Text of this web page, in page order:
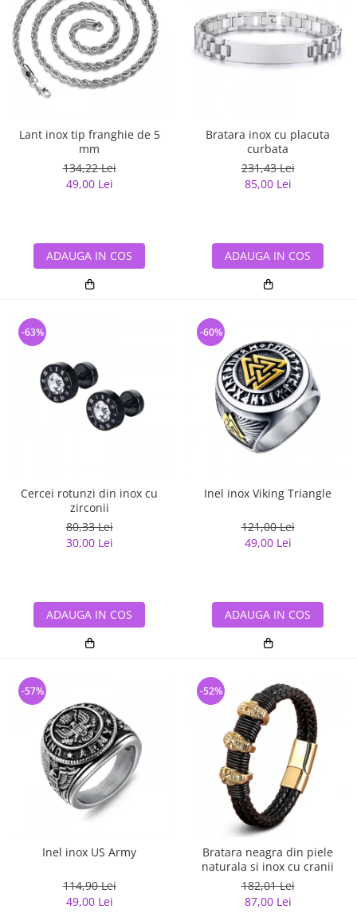
Lant inox tip franghie de 5
mm
134,22 Lei
49,00 Lei
ADAUGA IN COS
Bratara inox cu placuta
curbata
231,43 Lei
85,00 Lei
ADAUGA IN COS
Cercei rotunzi din inox cu
zirconii
80,33 Lei
30,00 Lei
-63%
ADAUGA IN COS
Inel inox Viking Triangle
121,00 Lei
49,00 Lei
-60%
ADAUGA IN COS
Inel inox US Army
114,90 Lei
49,00 Lei
-57%
Bratara neagra din piele
naturala si inox cu cranii
182,01 Lei
87,00 Lei
-52%